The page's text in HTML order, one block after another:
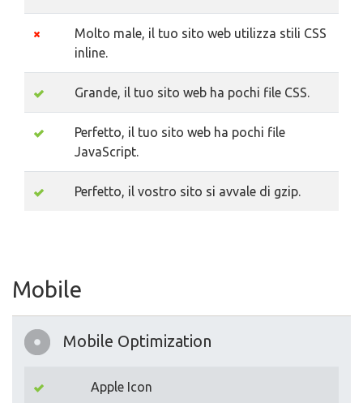
Molto male, il tuo sito web utilizza stili CSS
inline.
Grande, il tuo sito web ha pochi file CSS.
Perfetto, il tuo sito web ha pochi file
JavaScript.
Perfetto, il vostro sito si avvale di gzip.
Mobile
Mobile Optimization
Apple Icon